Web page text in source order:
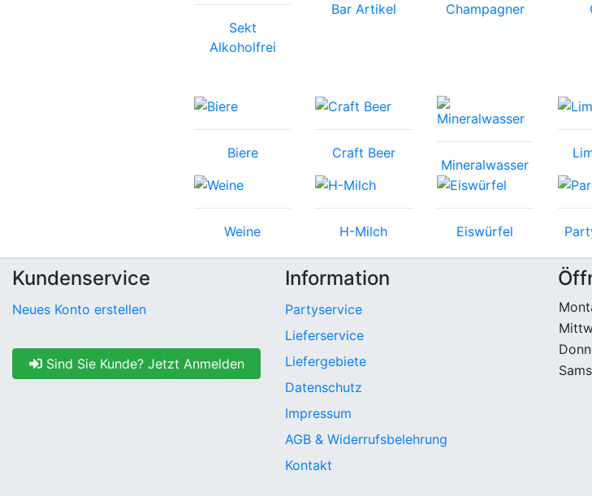
Sekt
Alkoholfrei
Bar Artikel Champagner
Biere Craft Beer
Mineralwasser
Weine H-Milch Eiswürfel
Kundenservice
Neues Konto erstellen
Sind Sie Kunde? Jetzt Anmelden
Information
Partyservice
Lieferservice
Liefergebiete
Datenschutz
Impressum
AGB & Widerrufsbelehrung
Kontakt